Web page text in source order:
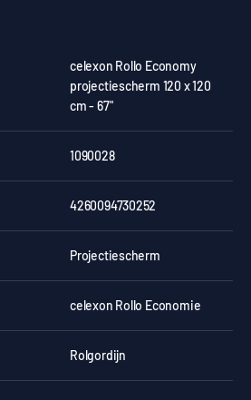
celexon Rollo Economy
projectiescherm 120 x 120
cm - 67"
1090028
4260094730252
Projectiescherm
celexon Rollo Economie
Rolgordijn